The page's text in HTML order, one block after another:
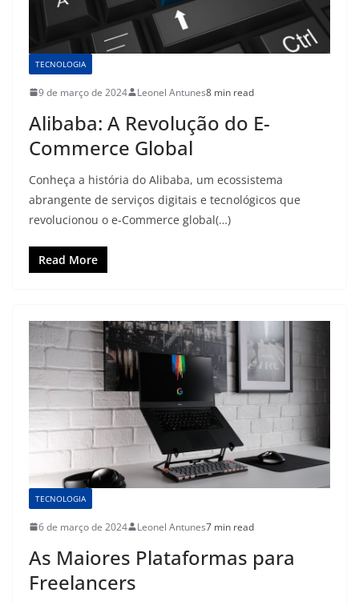
TECNOLOGIA
9 de março de 2024 Leonel Antunes8 min read
Alibaba: A Revolução do E-
Commerce Global
Conheça a história do Alibaba, um ecossistema
abrangente de serviços digitais e tecnológicos que
revolucionou o e-Commerce global(…)
Read More
TECNOLOGIA
6 de março de 2024 Leonel Antunes7 min read
As Maiores Plataformas para
Freelancers